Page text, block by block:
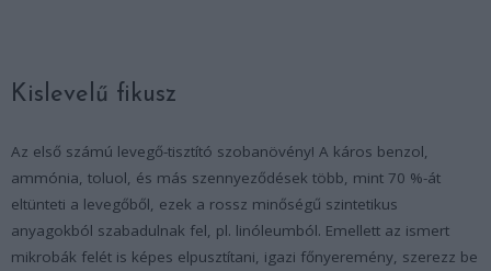
Kislevelű fikusz
Az első számú levegő-tisztító szobanövény! A káros benzol,
ammónia, toluol, és más szennyeződések több, mint 70 %-át
eltünteti a levegőből, ezek a rossz minőségű szintetikus
anyagokból szabadulnak fel, pl. linóleumból. Emellett az ismert
mikrobák felét is képes elpusztítani, igazi főnyeremény, szerezz be